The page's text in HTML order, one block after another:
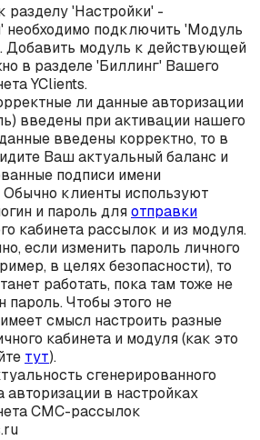
разделу 'Настройки' -
необходимо подключить 'Модуль
Добавить модуль к действующей
в разделе 'Биллинг' Вашего
YClients.
ли данные авторизации
введены при активации нашего
введены корректно, то в
Ваш актуальный баланс и
подписи имени
Обычно клиенты используют
и пароль дляотправки
кабинета рассылок и из модуля.
если изменить пароль личного
в целях безопасности), то
работать, пока там тоже не
пароль. Чтобы этого не
смысл настроить разные
кабинета и модуля (как это
тут).
сгенерированного
в настройках
СМС-рассылок